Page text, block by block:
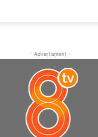
- Advertisment -